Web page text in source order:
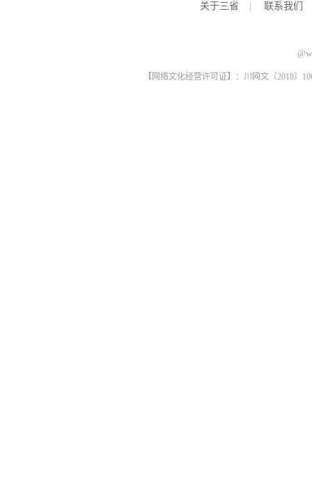
关于三省 | 联系我们
【网络文化经营许可证】：川网文〔2018